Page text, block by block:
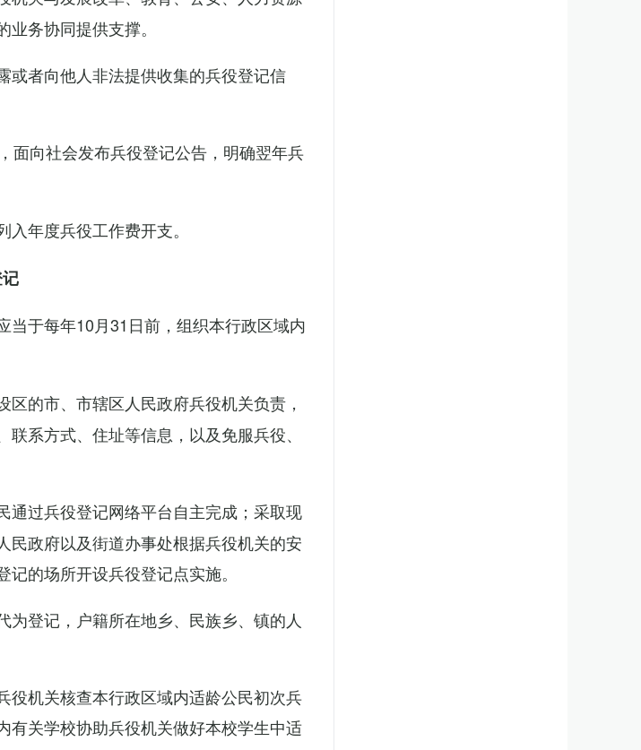
务协同提供支撑。
或者向他人非法提供收集的兵役登记信
面向社会发布兵役登记公告，明确翌年兵
年度兵役工作费开支。
当于每年10月31日前，组织本行政区域内
的市、市辖区人民政府兵役机关负责，
系方式、住址等信息，以及免服兵役、
通过兵役登记网络平台自主完成；采取现
民政府以及街道办事处根据兵役机关的安
的场所开设兵役登记点实施。
登记，户籍所在地乡、民族乡、镇的人
役机关核查本行政区域内适龄公民初次兵
有关学校协助兵役机关做好本校学生中适